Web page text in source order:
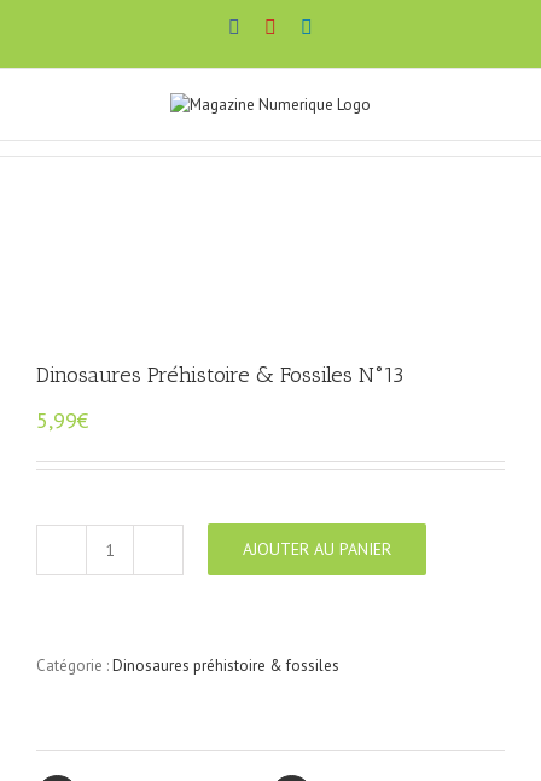
FacebookYouTube
Dinosaures Préhistoire & Fossiles N°13
5,99€
quantité
Fossiles
AJOUTER AU PANIER
Catégorie :Dinosaures préhistoire & fossiles